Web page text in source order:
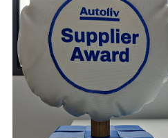
量、节约性能、产生的创意等，最终
产生了六个不同类别的获奖者。所有
获奖者都接受了供应商代表的采访，
并由Christian Swahn-VP Supply Chain
Managen颁发了奥托立夫供...